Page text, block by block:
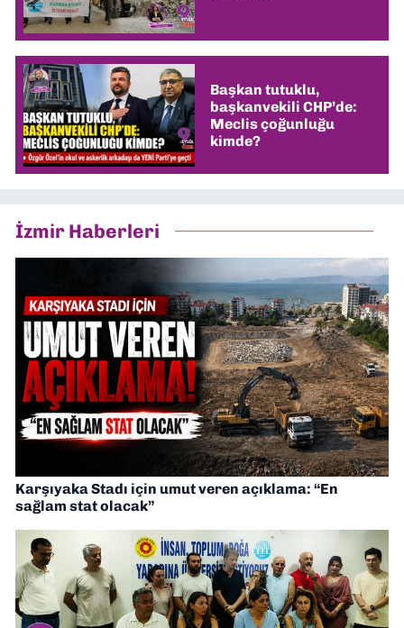
Başkan tutuklu,
başkanvekili CHP’de:
Meclis çoğunluğu
kimde?
İzmir Haberleri
Karşıyaka Stadı için umut veren açıklama: “En
sağlam stat olacak”